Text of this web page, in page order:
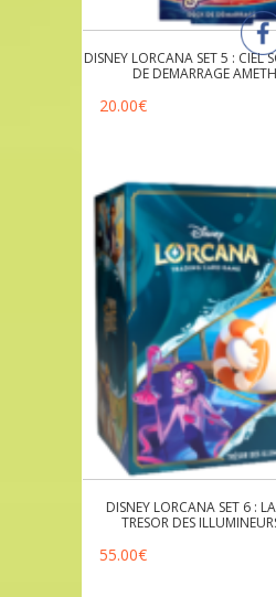
DISNEY LORCANA SET 5 : CIEL
DE DEMARRAGE
20.00€
DISNEY LORCANA SET 6 :
TRESOR DES
55.00€